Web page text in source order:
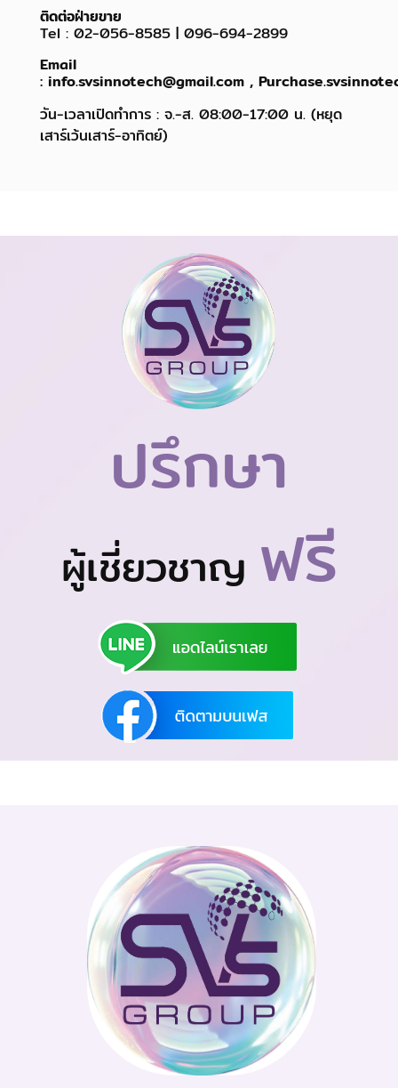
ติดต่อฝ่ายขาย
Tel : 02-056-8585 | 096-694-2899
Email
: info.svsinnotech@gmail.com ,
วัน-เวลาเปิดทำการ : จ.-ส. 08:00-17:00 น. (หยุด
เสาร์เว้นเสาร์-อาทิตย์)
ปรึกษา
ผู้เชี่ยวชาญ ฟรี